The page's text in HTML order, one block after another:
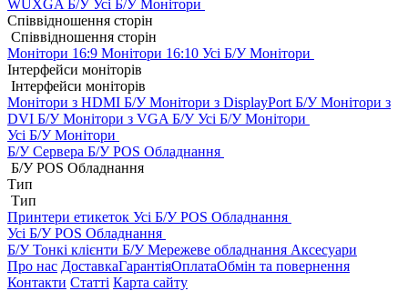
WUXGA Б/УУсі Б/У Монітори
Співвідношення сторін
Співвідношення сторін
Монітори 16:9 Монітори 16:10 Усі Б/У Монітори
Інтерфейси моніторів
Інтерфейси моніторів
Монітори з HDMI Б/УМонітори з DisplayPort Б/УМонітори з
DVI Б/УМонітори з VGA Б/УУсі Б/У Монітори
Усі Б/У Монітори
Б/У Сервера Б/У POS Обладнання
Б/У POS Обладнання
Тип
Тип
Принтери етикеток Усі Б/У POS Обладнання
Усі Б/У POS Обладнання
Б/У Тонкі клієнти Б/У Мережеве обладнання Аксесуари
Про нас ДоставкаГарантіяОплатаОбмін та повернення
Контакти Статті Карта сайту